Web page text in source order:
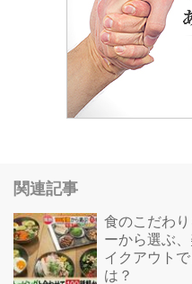
関連記事
食のこだわ
ーから選ぶ
イクアウト
は？